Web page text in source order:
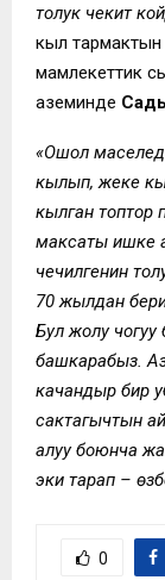
толук чекит
кыл тармактын
мамлекеттик
аземинде
«Ошол
кылып, жеке
кылган топтор
максаты ишке
чечилгенин
70 жылдан
Бул жолу
башкарабыз.
качандыр бир
сактагычтын
алуу боюнча
эки тарап –
0